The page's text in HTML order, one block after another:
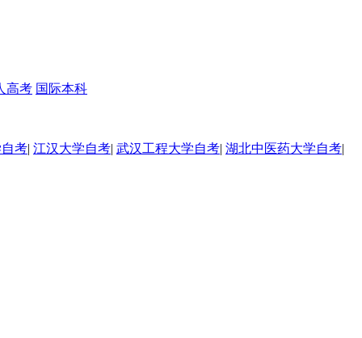
高考 国际本科
考| 江汉大学自考| 武汉工程大学自考| 湖北中医药大学自考|